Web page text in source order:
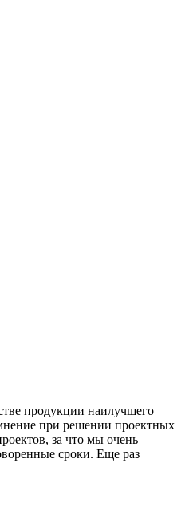
продукции наилучшего
при решении проектных
за что мы очень
сроки. Еще раз